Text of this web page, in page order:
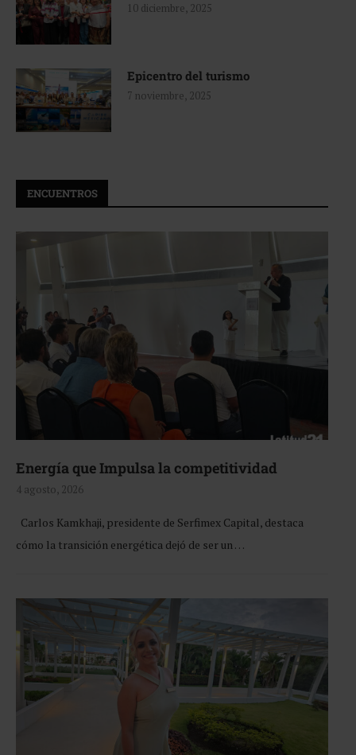
10 diciembre, 2025
Epicentro del turismo
7 noviembre, 2025
ENCUENTROS
Energía que Impulsa la competitividad
4 agosto, 2026
Carlos Kamkhaji, presidente de Serfimex Capital, destaca
cómo la transición energética dejó de ser un …